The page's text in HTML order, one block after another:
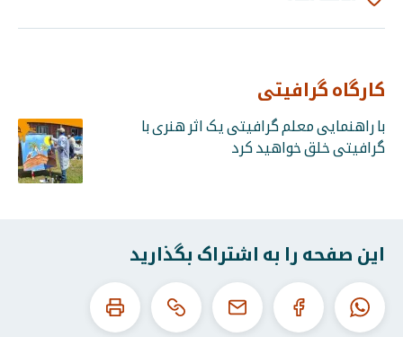
کارگاه گرافیتی
با راهنمایی معلم گرافیتی یک اثر هنری با
گرافیتی خلق خواهید کرد
این صفحه را به اشتراک بگذارید
واتساپ
فیس
ایمیل
این
URL
این
صفحه